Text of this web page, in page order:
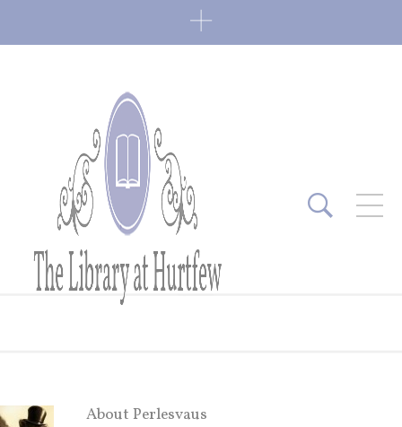
Fin de série 2022
7 janvier 2022 0 Comments
Lectures 2022
6 janvier 2022 0 Comments
Lectures 2021
26 mai 2021 2 Comments
About Perlesvaus